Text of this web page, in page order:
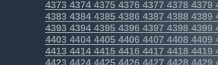
43734374437543764377 43784379
43834384438543864387 43884389
43934394439543964397 43984399
44034404440544064407 44084409
44134414441544164417 44184419
44234424442544264427 44284429